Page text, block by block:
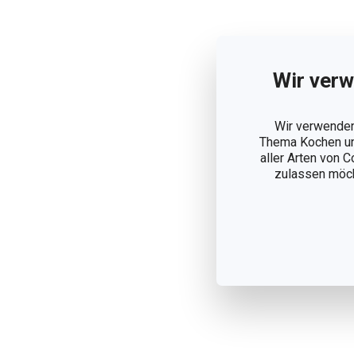
Wir
Wir
Thema Kochen
aller Arten von
zulassen